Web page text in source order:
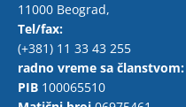
11000 Beograd,
Tel/fax:
(+381) 11 33 43 255
radno vreme sa članstvom:
PIB 100065510